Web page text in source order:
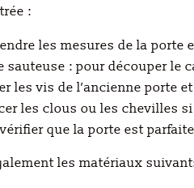
:
les mesures de la porte
sauteuse : pour découper le
les vis de l’ancienne porte
les clous ou les chevilles
que la porte est
les matériaux